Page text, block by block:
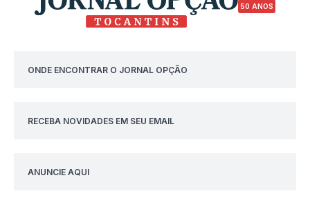
50 ANOS
ONDE ENCONTRAR O JORNAL OPÇÃO
RECEBA NOVIDADES EM SEU EMAIL
ANUNCIE AQUI